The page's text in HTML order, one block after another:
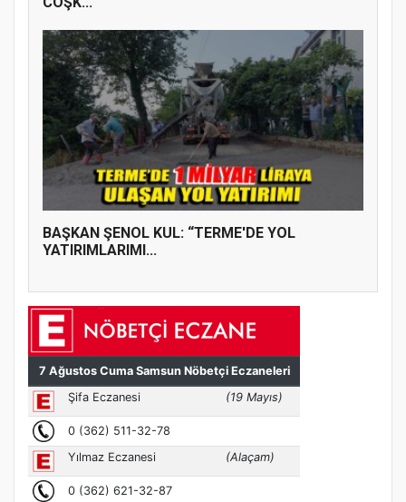
BAŞKAN ŞENOL KUL: “TERME'DE YOL
YATIRIMLARIMI...